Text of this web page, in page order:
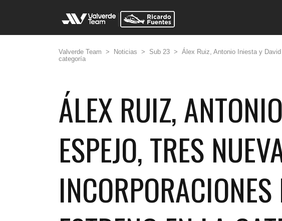
Valverde Team > Noticias > Sub 23 > Álex Ruiz, Antonio Iniesta y
categoría
ÁLEX RUIZ,
ESPEJO, TRES